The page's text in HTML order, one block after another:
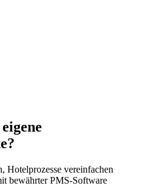
Hotelprozesse vereinfachen
bewährter PMS-Software